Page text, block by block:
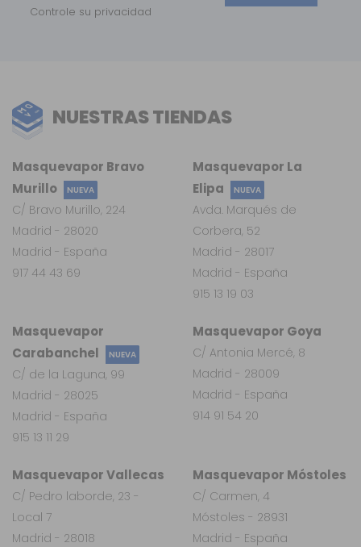
Controle su privacidad
NUESTRAS TIENDAS
Masquevapor
Carabanchel
NUEVA
C/ de la Laguna, 99
Madrid - 28025
Madrid - España
915 13 11 29
Masquevapor Vallecas
C/ Pedro laborde, 23 -
Local 7
Madrid - 28018
Masquevapor Móstoles
C/ Carmen, 4
Móstoles - 28931
Madrid - España
Masquevapor Goya
C/ Antonia Mercé, 8
Madrid - 28009
Madrid - España
914 91 54 20
Masquevapor La
Elipa
NUEVA
Avda. Marqués de
Corbera, 52
Madrid - 28017
Madrid - España
915 13 19 03
Masquevapor Bravo
Murillo
NUEVA
C/ Bravo Murillo, 224
Madrid - 28020
Madrid - España
917 44 43 69